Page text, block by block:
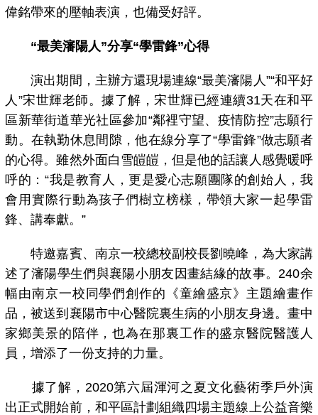
偉銘帶來的壓軸表演，也備受好評。
“最美瀋陽人”分享“學雷鋒”心得
演出期間，主辦方還現場連線“最美瀋陽人”“和平好
人”宋世輝老師。據了解，宋世輝已經連續31天在和平
區新華街道華光社區參加“鄰裡守望、疫情防控”志願行
動。在執勤休息間隙，他在線分享了“學雷鋒”做志願者
的心得。雖然外面白雪皚皚，但是他的話讓人感覺暖呼
呼的：“我是教育人，更是愛心志願團隊的創始人，我
會用實際行動為孩子們樹立榜樣，帶領大家一起學雷
鋒、講奉獻。”
特邀嘉賓、南京一校總校副校長劉曉峰，為大家講
述了瀋陽學生們與襄陽小朋友因畫結緣的故事。240余
幅由南京一校同學們創作的《童繪盛京》主題繪畫作
品，被送到襄陽市中心醫院裏生病的小朋友身邊。畫中
家鄉美景的陪伴，也為在那裏工作的盛京醫院醫護人
員，增添了一份支持的力量。
據了解，2020第六屆渾河之夏文化藝術季戶外演
出正式開始前，和平區計劃組織四場主題線上公益音樂